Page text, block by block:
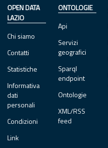
OPEN DATA
LAZIO
Chi siamo
Contatti
Statistiche
Informativa
dati
personali
Condizioni
Link
ONTOLOGIE
Api
Servizi
geografici
Sparql
endpoint
Ontologie
XML/RSS
feed